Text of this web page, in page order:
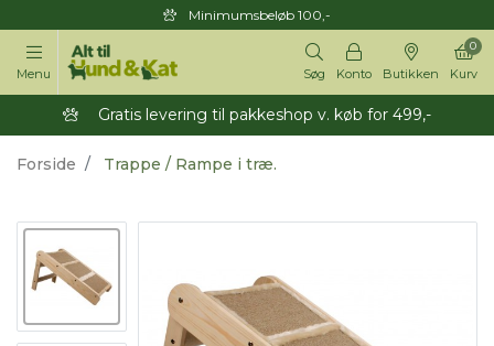
Minimumsbeløb 100,-
Menu Søg Konto Butikken Kurv
0
Gratis levering til pakkeshop v. køb for 499,-
Forside Trappe / Rampe i træ.